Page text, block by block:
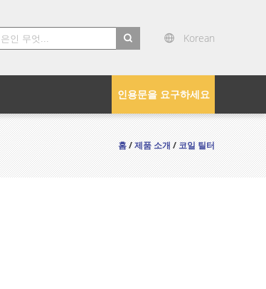
Korean
인용문을 요구하세요
홈/제품 소개/코일 틸터